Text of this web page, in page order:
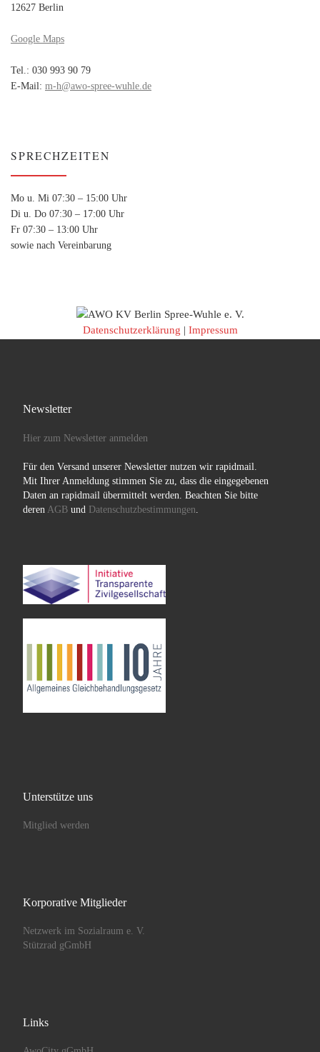
12627 Berlin
Google Maps
Tel.: 030 993 90 79
E-Mail: m-h@awo-spree-wuhle.de
SPRECHZEITEN
Mo u. Mi 07:30 – 15:00 Uhr
Di u. Do 07:30 – 17:00 Uhr
Fr 07:30 – 13:00 Uhr
sowie nach Vereinbarung
Datenschutzerklärung | Impressum
Newsletter
Hier zum Newsletter anmelden
Für den Versand unserer Newsletter nutzen wir rapidmail.
Mit Ihrer Anmeldung stimmen Sie zu, dass die eingegebenen
Daten an rapidmail übermittelt werden. Beachten Sie bitte
deren AGBund Datenschutzbestimmungen
Unterstütze uns
Mitglied werden
Korporative Mitglieder
Netzwerk im Sozialraum e. V.
Stützrad gGmbH
Links